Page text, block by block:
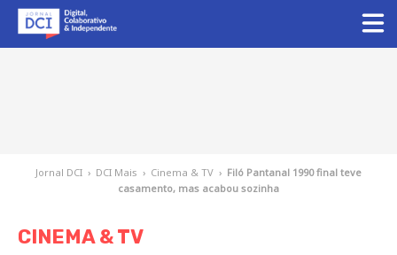
Jornal DCI › DCI Mais › Cinema & TV › Filó Pantanal 1990 final teve
casamento, mas acabou sozinha
CINEMA & TV